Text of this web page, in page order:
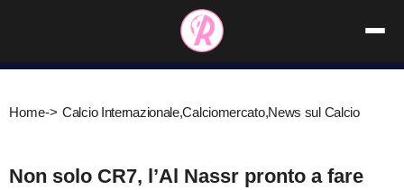
contenuto
Home-> Calcio Internazionale,Calciomercato,News sul Calcio
Non solo CR7, l’Al Nassr pronto a fare